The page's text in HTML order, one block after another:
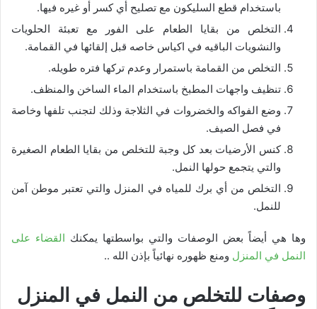
باستخدام قطع السليكون مع تصليح أي كسر أو غيره فيها.
التخلص من بقايا الطعام على الفور مع تعبئة الحلويات
والنشويات الباقيه في اكياس خاصه قبل إلقائها في القمامة.
التخلص من القمامة باستمرار وعدم تركها فتره طويله.
تنظيف واجهات المطبخ باستخدام الماء الساخن والمنظف.
وضع الفواكه والخضروات في الثلاجة وذلك لتجنب تلفها وخاصة
في فصل الصيف.
كنس الأرضيات بعد كل وجبة للتخلص من بقايا الطعام الصغيرة
والتي يتجمع حولها النمل.
التخلص من أي برك للمياه في المنزل والتي تعتبر موطن آمن
للنمل.
وها هي أيضاً بعض الوصفات والتي بواسطتها يمكنك القضاء على
النمل في المنزل ومنع ظهوره نهائياً بإذن الله ..
وصفات للتخلص من النمل في المنزل